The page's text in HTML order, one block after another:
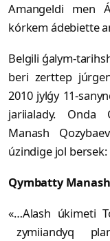
Amangeldi men
kórkem ádebiette
Belgili ǵalym-
beri zerttep
2010 jylǵy 11-
jariia­lady. Onda
Manash
úzindige jol bersek:
Qymbatty
«…Alash úkimeti
zymiiandyq